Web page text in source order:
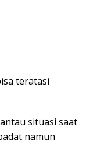
teratasi
situasi saat
namun